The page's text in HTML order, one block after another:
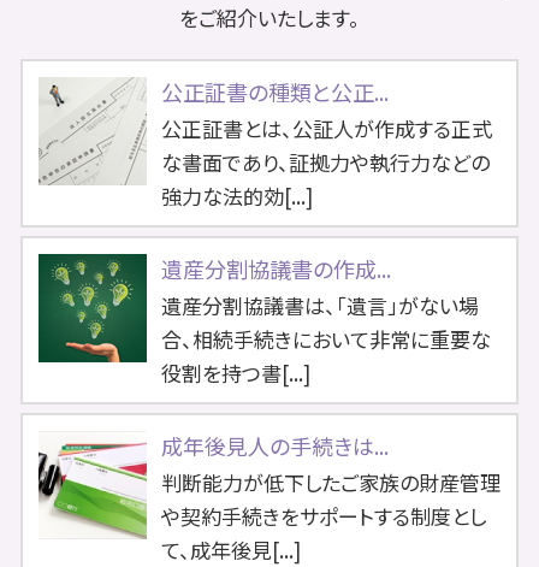
をご紹介いたします。
公正証書の種類と公正...
公正証書とは、公証人が作成する正式
な書面であり、証拠力や執行力などの
強力な法的効[...]
遺産分割協議書の作成...
遺産分割協議書は、「遺言」がない場
合、相続手続きにおいて非常に重要な
役割を持つ書[...]
成年後見人の手続きは...
判断能力が低下したご家族の財産管理
や契約手続きをサポートする制度とし
て、成年後見[...]